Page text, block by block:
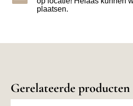
plaatsen.
Gerelateerde producten